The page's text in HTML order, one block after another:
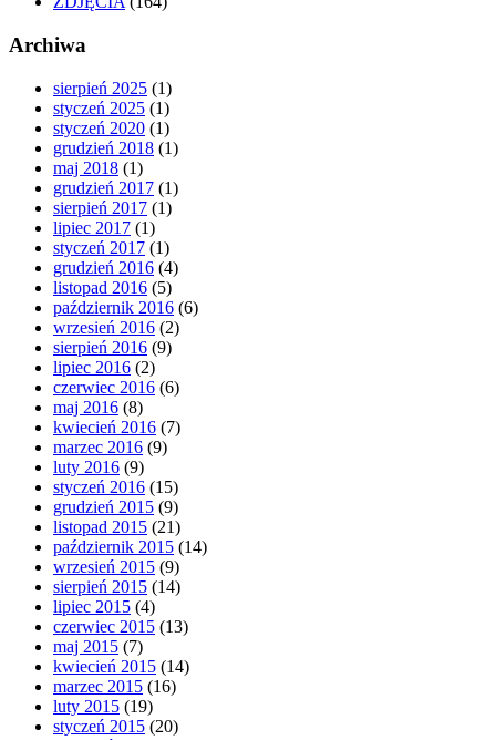
Archiwa
sierpień 2025 (1)
styczeń 2025 (1)
styczeń 2020 (1)
grudzień 2018 (1)
maj 2018 (1)
grudzień 2017 (1)
sierpień 2017 (1)
lipiec 2017 (1)
styczeń 2017 (1)
grudzień 2016 (4)
listopad 2016 (5)
październik 2016 (6)
wrzesień 2016 (2)
sierpień 2016 (9)
lipiec 2016 (2)
czerwiec 2016 (6)
maj 2016 (8)
kwiecień 2016 (7)
marzec 2016 (9)
luty 2016 (9)
styczeń 2016 (15)
grudzień 2015 (9)
listopad 2015 (21)
październik 2015 (14)
wrzesień 2015 (9)
sierpień 2015 (14)
lipiec 2015 (4)
czerwiec 2015 (13)
maj 2015 (7)
kwiecień 2015 (14)
marzec 2015 (16)
luty 2015 (19)
styczeń 2015 (20)